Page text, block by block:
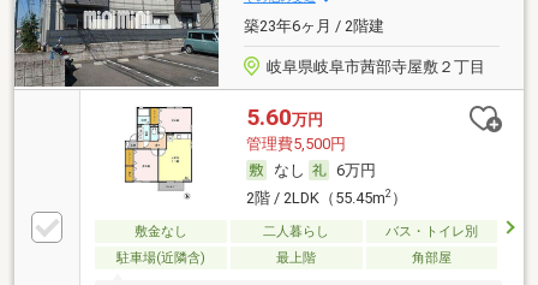
築23年6ヶ月 / 2階建
岐阜県岐阜市茜部寺屋敷２丁目
5.60万円
管理費5,500円
なし
6万円
2階 / 2LDK（55.45m2）
敷金なし 二人暮らし
バス・トイレ別
駐車場(近隣含)
最上階 角部屋